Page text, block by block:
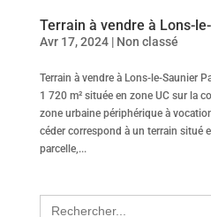
Terrain à vendre à Lons-
Avr 17, 2024| Non classé
Terrain à vendre à Lons-le-Saunier
1 720 m² située en zone UC sur la
zone urbaine périphérique à
céder correspond à un terrain situé
parcelle,...
Search
for: